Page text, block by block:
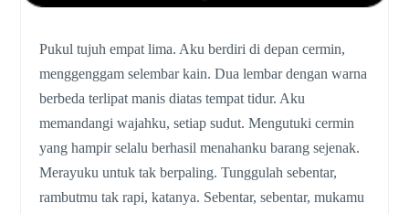
Pukul tujuh empat lima. Aku berdiri di depan cermin,
menggenggam selembar kain. Dua lembar dengan warna
berbeda terlipat manis diatas tempat tidur. Aku
memandangi wajahku, setiap sudut. Mengutuki cermin
yang hampir selalu berhasil menahanku barang sejenak.
Merayuku untuk tak berpaling. Tunggulah sebentar,
rambutmu tak rapi, katanya. Sebentar, sebentar, mukamu